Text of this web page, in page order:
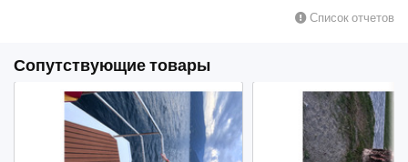
Список отчетов
Сопутствующие товары